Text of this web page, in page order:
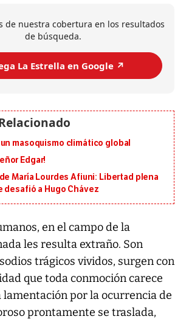
de nuestra cobertura en los resultados
de búsqueda.
La Estrella en Google ↗️
masoquismo climático global
Edgar!
María Lourdes Afiuni: Libertad plena
desafió a Hugo Chávez
en el campo de la
les resulta extraño. Son
trágicos vividos, surgen con
que toda conmoción carece
lamentación por la ocurrencia de
prontamente se traslada,